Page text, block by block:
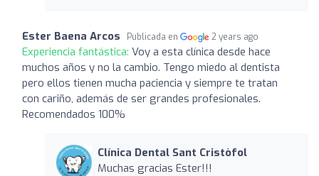
Ester Baena Arcos Publicada en 2 years ago
Experiencia fantástica: Voy a esta clínica desde hace
muchos años y no la cambio. Tengo miedo al dentista
pero ellos tienen mucha paciencia y siempre te tratan
con cariño, además de ser grandes profesionales.
Recomendados 100%
Clínica Dental Sant Cristòfol
Muchas gracias Ester!!!